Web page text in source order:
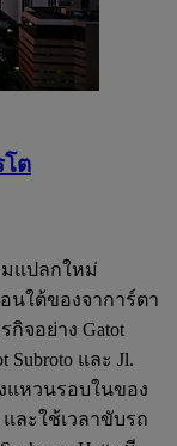
โต
ามแปลกใหม่
นใต้ของจาการ์ตา
จอย่าง Gatot
Subroto และ Jl.
งแหวนรอบในของ
ละใช้เวลาขับรถ